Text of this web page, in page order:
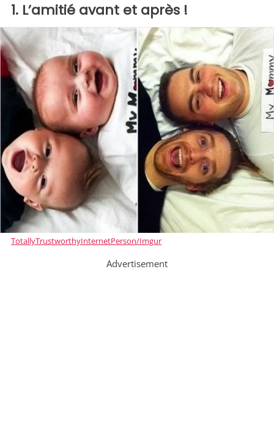
1. L’amitié avant et après !
TotallyTrustworthyInternetPerson/Imgur
Advertisement